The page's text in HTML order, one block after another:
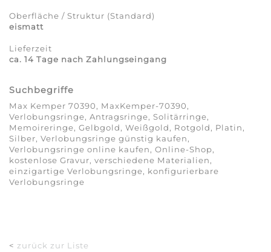
Oberfläche / Struktur (Standard)
eismatt
Lieferzeit
ca. 14 Tage nach Zahlungseingang
Suchbegriffe
Max Kemper 70390, MaxKemper-70390,
Verlobungsringe, Antragsringe, Solitärringe,
Memoireringe, Gelbgold, Weißgold, Rotgold, Platin,
Silber, Verlobungsringe günstig kaufen,
Verlobungsringe online kaufen, Online-Shop,
kostenlose Gravur, verschiedene Materialien,
einzigartige Verlobungsringe, konfigurierbare
Verlobungsringe
< zurück zur Liste